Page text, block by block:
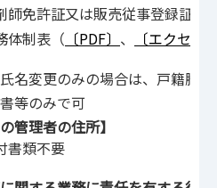
師免許証又は販売従事登録証（
体制表（ 〔PDF〕 、
〔エクセル
名変更のみの場合は、戸籍謄
等のみで可
管理者の住所】
書類不要